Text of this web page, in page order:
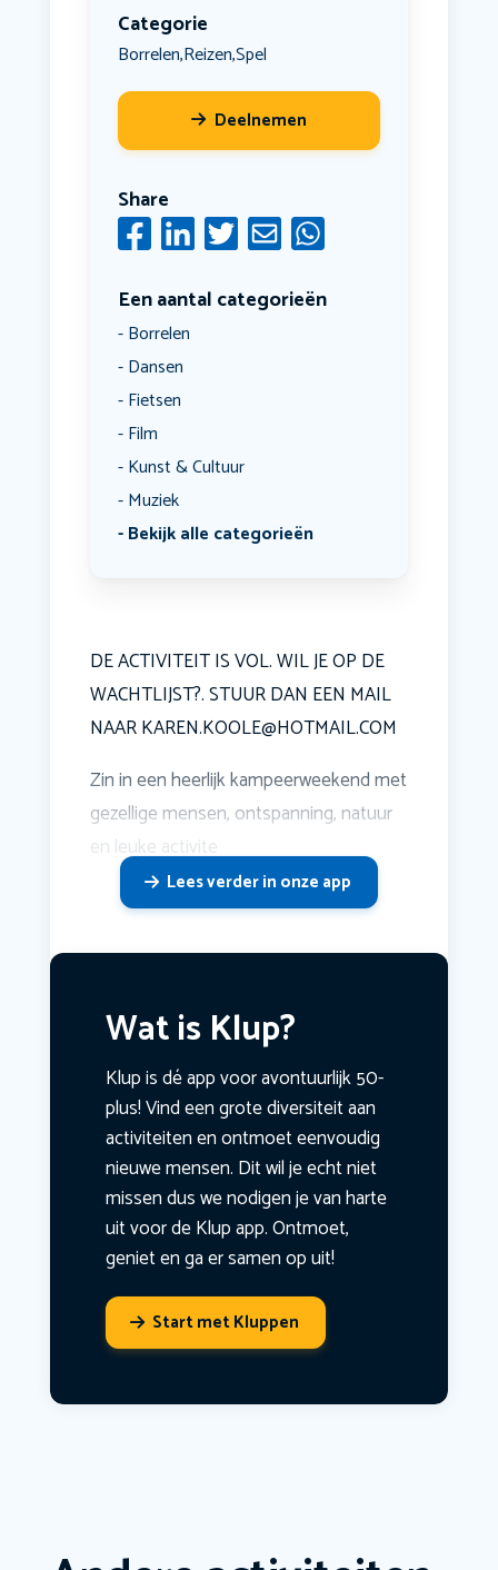
Categorie
Borrelen,Reizen,Spel
Deelnemen
Share
Een aantal categorieën
Borrelen
Dansen
Fietsen
Film
Kunst & Cultuur
Muziek
Bekijk alle categorieën
DE ACTIVITEIT IS VOL. WIL JE OP DE
WACHTLIJST?. STUUR DAN EEN MAIL
NAAR KAREN.KOOLE@HOTMAIL.COM
Zin in een heerlijk kampeerweekend met
gezellige mensen, ontspanning, natuur
en leuke activite
Lees verder in onze app
Wat is Klup?
Klup is dé app voor avontuurlijk 50-
plus! Vind een grote diversiteit aan
activiteiten en ontmoet eenvoudig
nieuwe mensen. Dit wil je echt niet
missen dus we nodigen je van harte
uit voor de Klup app. Ontmoet,
geniet en ga er samen op uit!
Start met Kluppen